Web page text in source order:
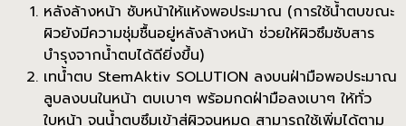
หลังล้างหน้า ซับหน้าให้แห้งพอประมาณ (การใช้น้ำตบขณะ
ผิวยังมีความชุ่มชื้นอยู่หลังล้างหน้า ช่วยให้ผิวซึมซับสาร
บำรุงจากน้ำตบได้ดียิ่งขึ้น)
เทน้ำตบ StemAktiv SOLUTION ลงบนฝ่ามือพอประมาณ
ลูบลงบนในหน้า ตบเบาๆ พร้อมกดฝ่ามือลงเบาๆ ให้ทั่ว
ใบหน้า จนน้ำตบซึมเข้าสู่ผิวจนหมด สามารถใช้เพิ่มได้ตาม